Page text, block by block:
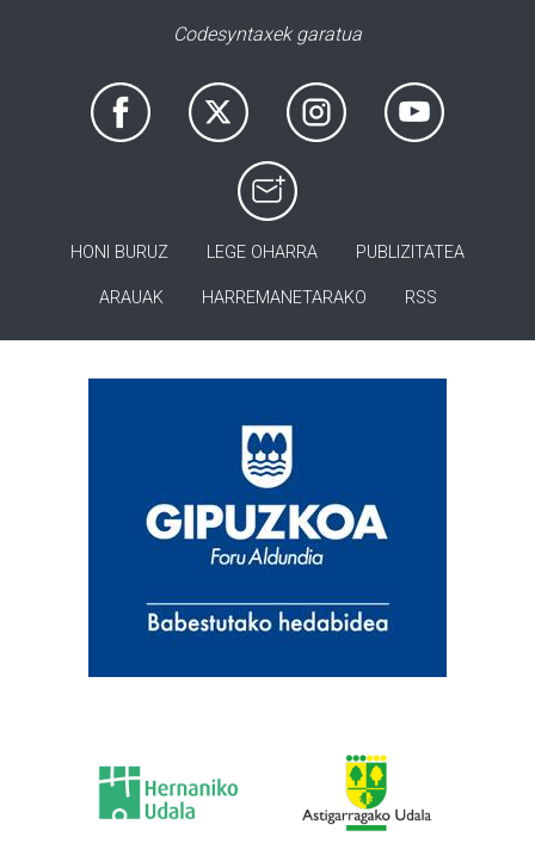
Codesyntaxek garatua
HONI BURUZ LEGE OHARRA PUBLIZITATEA
ARAUAK HARREMANETARAKO RSS